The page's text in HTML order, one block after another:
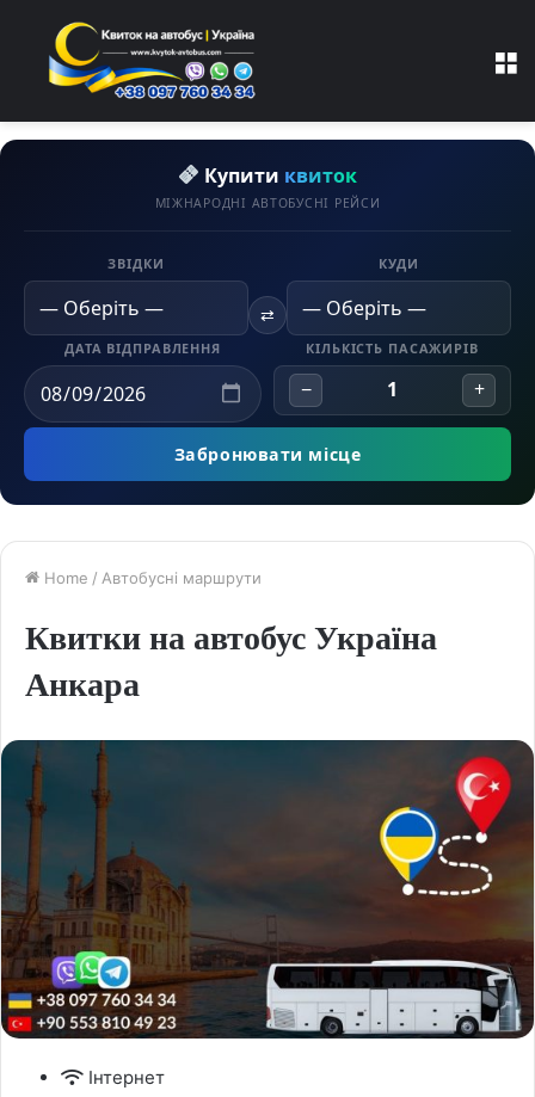
Купити квиток
МІЖНАРОДНІ АВТОБУСНІ РЕЙСИ
ЗВІДКИ
⇄
КУДИ
ДАТА ВІДПРАВЛЕННЯ КІЛЬКІСТЬ ПАСАЖИРІВ
− 1 +
Забронювати місце
Home / Автобусні маршрути
Квитки на автобус Україна
Анкара
Інтернет